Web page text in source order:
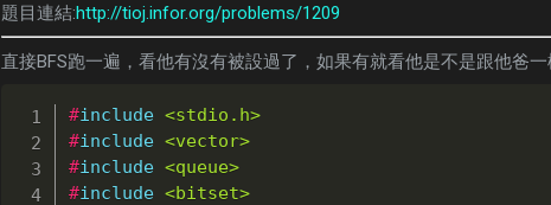
題目連結:http://tioj.infor.org/problems/1209
直接BFS跑一遍，看他有沒有被設過了，如果有就看他是不是跟他爸
#include <stdio.h>
#include <vector>
#include <queue>
#include <bitset>